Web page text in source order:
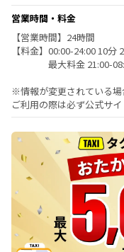
営業時間・料金
【営業時間】24時間
【料金】00:00-24:00 10分
最大料金 21:00-
※情報が変更されている
ご利用の際は必ず公式サ